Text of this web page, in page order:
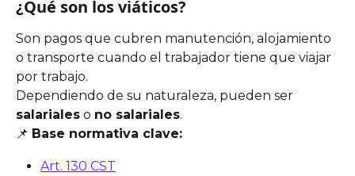
¿Qué son los viáticos?
Son pagos que cubren manutención, alojamiento
o transporte cuando el trabajador tiene que viajar
por trabajo.
Dependiendo de su naturaleza, pueden ser
salariales o no salariales.
📌 Base normativa clave:
Art. 130 CST